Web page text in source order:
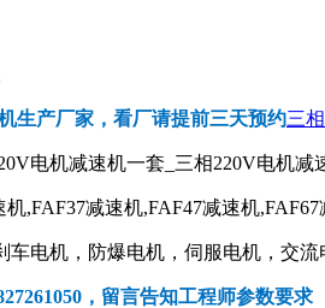
生产厂家，看厂请提前三天预约三
电机减速机一套_三相220V电机
机,FAF37减速机,FAF47减速机
电机，防爆电机，伺服电机，交
，留言告知工程师参数要求